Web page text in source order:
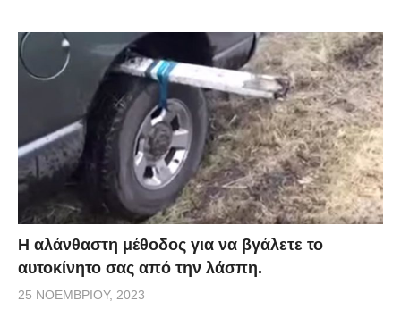
Η αλάνθαστη μέθοδος για να βγάλετε το
αυτοκίνητο σας από την λάσπη.
25 ΝΟΕΜΒΡΊΟΥ, 2023